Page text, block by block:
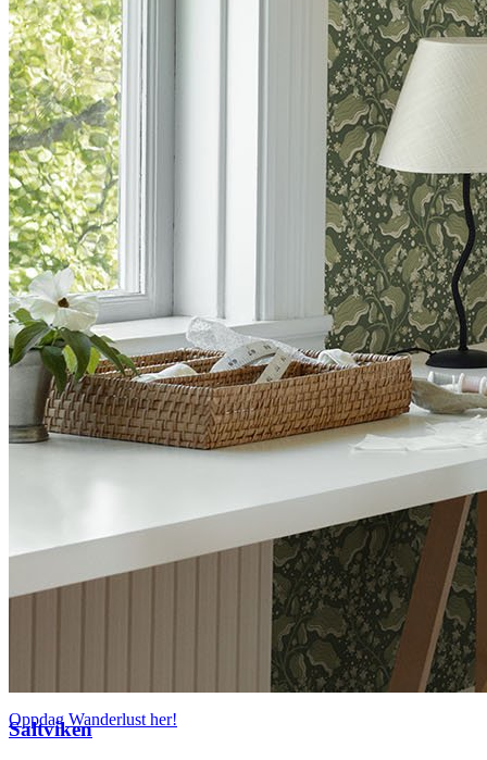
Nyhet! Den gøyale tapetkolleksjonen
Oppdag Wanderlust her!
Saltviken